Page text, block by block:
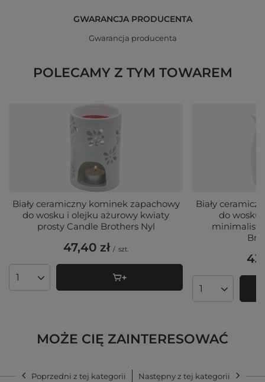
GWARANCJA PRODUCENTA
Gwarancja producenta
POLECAMY Z TYM TOWAREM
Biały ceramiczny kominek zapachowy
do wosku i olejku ażurowy kwiaty
prosty Candle Brothers Nyl
47,40 zł / szt.
Ilość produktów
Biały
do wosku
Ilość
MOŻE CIĘ ZAINTERESOWAĆ
Poprzedni z tej kategorii Następny z tej kategorii